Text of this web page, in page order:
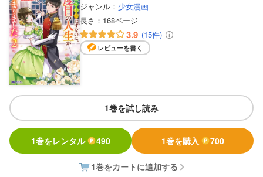
ジャンル： 少女漫画
長さ： 168ページ
3.9 (15件)
レビューを書く
1巻を試し読み
1巻をレンタル 490 1巻を購入 700
1巻をカートに追加する